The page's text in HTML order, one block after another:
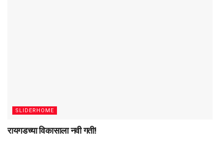
SLIDERHOME
रायगडच्या विकासाला नवी गती!